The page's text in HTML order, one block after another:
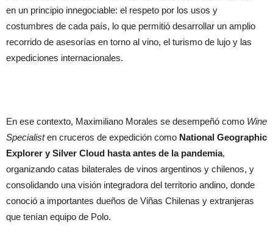
en un principio innegociable: el respeto por los usos y
costumbres de cada país, lo que permitió desarrollar un amplio
recorrido de asesorías en torno al vino, el turismo de lujo y las
expediciones internacionales.
En ese contexto, Maximiliano Morales se desempeñó como Wine
Specialisten cruceros de expedición como National Geographic
Explorer y Silver Cloud hasta antes de la pandemia,
organizando catas bilaterales de vinos argentinos y chilenos, y
consolidando una visión integradora del territorio andino, donde
conoció a importantes dueños de Viñas Chilenas y extranjeras
que tenían equipo de Polo.